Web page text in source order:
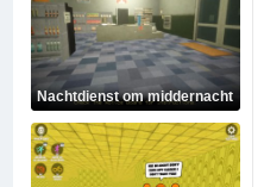
Nachtdienst om middernacht